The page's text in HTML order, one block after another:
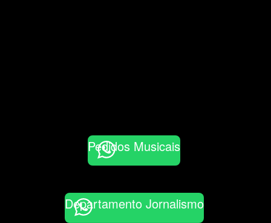
Pedidos Musicais
Departamento Jornalismo